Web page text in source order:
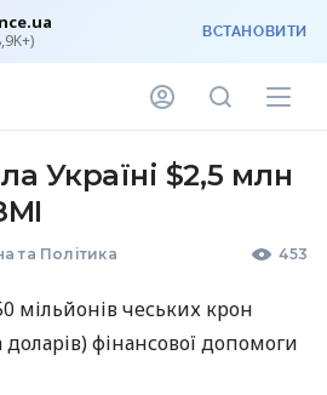
ВСТАНОВИТИ
Україні $2,5 млн
та Політика 453
мільйонів чеських крон
фінансової допомоги